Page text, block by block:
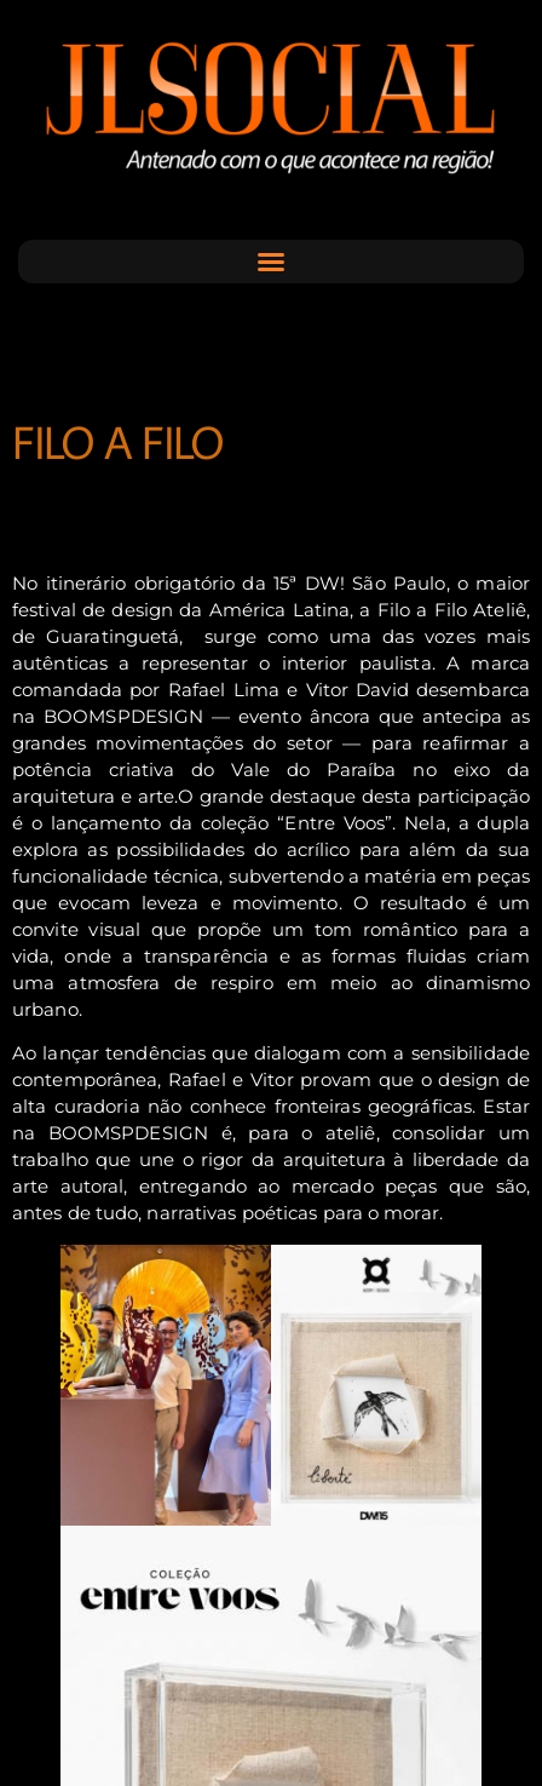
FILO A FILO
No itinerário obrigatório da 15ª DW! São Paulo, o maior
festival de design da América Latina, a Filo a Filo Ateliê,
de Guaratinguetá, surge como uma das vozes mais
autênticas a representar o interior paulista. A marca
comandada por Rafael Lima e Vitor David desembarca
na BOOMSPDESIGN — evento âncora que antecipa as
grandes movimentações do setor — para reafirmar a
potência criativa do Vale do Paraíba no eixo da
arquitetura e arte.O grande destaque desta participação
é o lançamento da coleção “Entre Voos”. Nela, a dupla
explora as possibilidades do acrílico para além da sua
funcionalidade técnica, subvertendo a matéria em peças
que evocam leveza e movimento. O resultado é um
convite visual que propõe um tom romântico para a
vida, onde a transparência e as formas fluidas criam
uma atmosfera de respiro em meio ao dinamismo
urbano.
Ao lançar tendências que dialogam com a sensibilidade
contemporânea, Rafael e Vitor provam que o design de
alta curadoria não conhece fronteiras geográficas. Estar
na BOOMSPDESIGN é, para o ateliê, consolidar um
trabalho que une o rigor da arquitetura à liberdade da
arte autoral, entregando ao mercado peças que são,
antes de tudo, narrativas poéticas para o morar.